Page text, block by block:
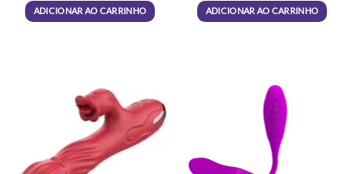
R$412,50.R$382,80.
ADICIONAR AO CARRINHO ADICIONAR AO CARRINHO